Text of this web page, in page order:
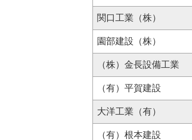
関口工業（株）
園部建設（株）
（株）金長設備工業
（有）平賀建設
大洋工業（有）
（有）根本建設